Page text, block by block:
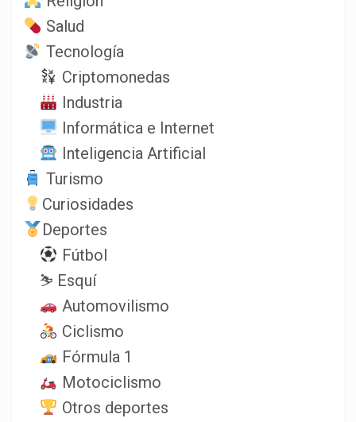
Salud
Tecnología
Criptomonedas
Industria
Informática e Internet
Inteligencia Artificial
Turismo
Curiosidades
Deportes
Fútbol
⛷️ Esquí
Automovilismo
Ciclismo
Fórmula 1
Motociclismo
Otros deportes